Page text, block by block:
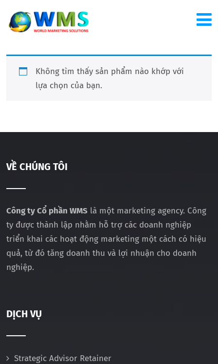
Không tìm thấy sản phẩm nào khớp với
lựa chọn của bạn.
VỀ CHÚNG TÔI
Công ty Cổ phần WMS là một marketing agency. Công
ty được thành lập nhằm hỗ trợ các doanh nghiệp
triển khai các hoạt động marketing một cách có hiệu
quả, từ đó tăng doanh thu và lợi nhuận cho doanh
nghiệp.
DỊCH VỤ
Strategic Advisor Retainer